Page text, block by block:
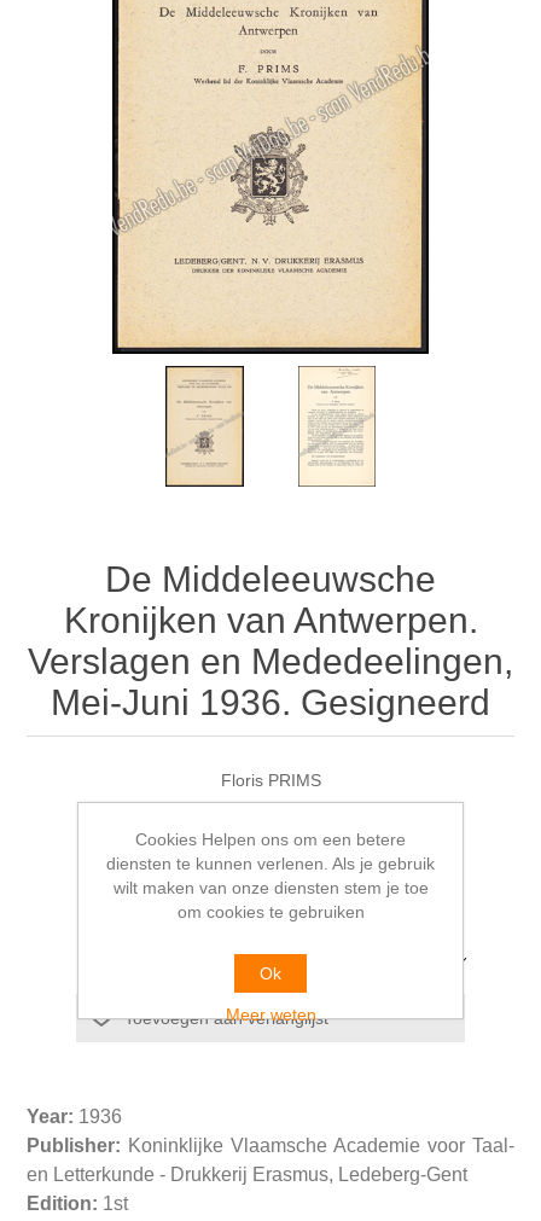
De Middeleeuwsche
Kronijken van Antwerpen.
Verslagen en Mededeelingen,
Mei-Juni 1936. Gesigneerd
Floris PRIMS
€9,00
Selecteer het adres van waaruit u wilt verzenden
Year: 1936
Publisher: Koninklijke Vlaamsche Academie voor Taal-
en Letterkunde - Drukkerij Erasmus, Ledeberg-Gent
Edition: 1st
Cookies Helpen ons om een betere
diensten te kunnen verlenen. Als je gebruik
wilt maken van onze diensten stem je toe
om cookies te gebruiken
Ok
Meer weten